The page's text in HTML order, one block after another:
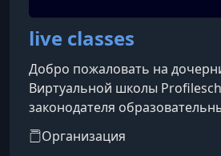
live classes
Добро пожаловать на
Виртуальной школы
законодателя
Рунете.Более пяти лет наши
работали над созданием
Организация